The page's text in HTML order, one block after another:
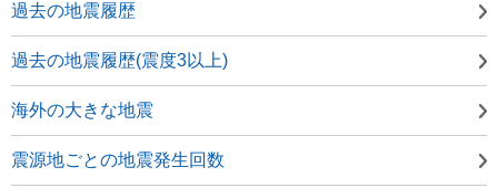
過去の地震履歴
過去の地震履歴(震度3以上)
海外の大きな地震
震源地ごとの地震発生回数